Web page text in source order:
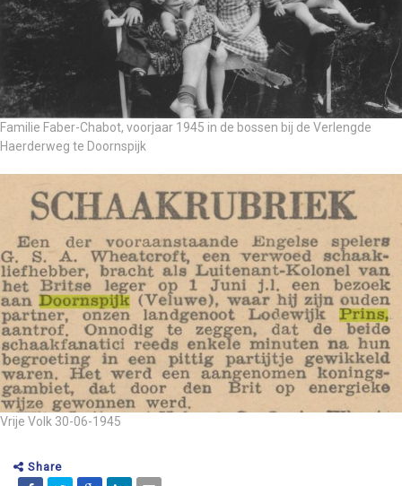
Familie Faber-Chabot, voorjaar 1945 in de bossen bij de Verlengde
Haerderweg te Doornspijk
Vrije Volk 30-06-1945
Share